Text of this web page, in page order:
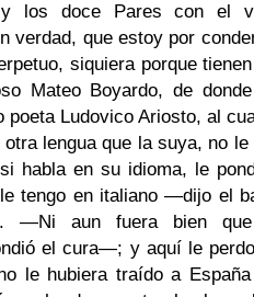
los doce Pares con el
verdad, que estoy por
siquiera porque
Mateo Boyardo, de
poeta Ludovico Ariosto, al
lengua que la suya, no le
habla en su idioma, le
tengo en italiano —dijo el
—Ni aun fuera bien
el cura—; y aquí le
le hubiera traído a